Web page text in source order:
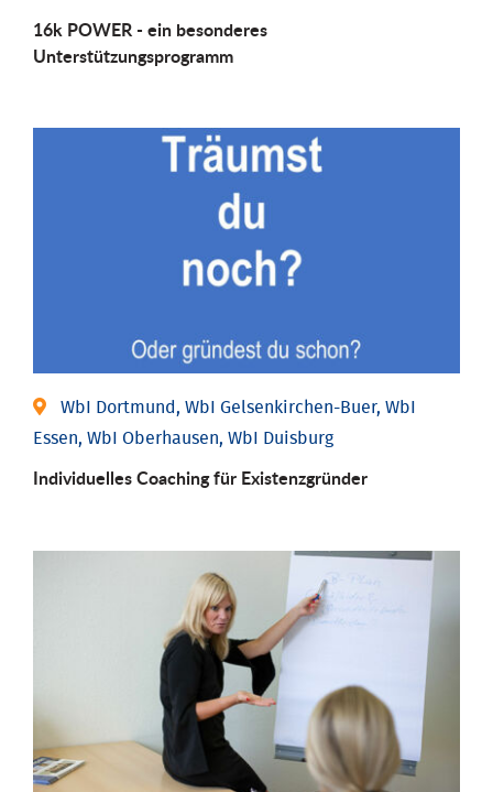
16k POWER - ein besonderes
Unterstützungsprogramm
WbI Dortmund, WbI Gelsenkirchen-Buer, WbI
Essen, WbI Oberhausen, WbI Duisburg
Individu­elles Coaching für Existenz­gründer